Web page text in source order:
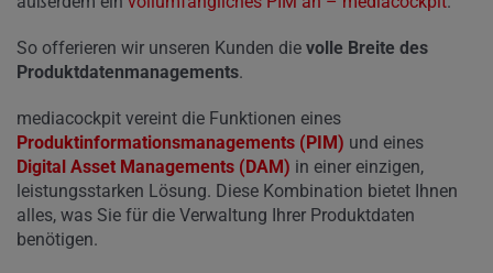
So offerieren wir unseren Kunden die volle Breite des
Produktdatenmanagements.
mediacockpit vereint die Funktionen eines
Produktinformationsmanagements (PIM) und eines
Digital Asset Managements (DAM) in einer einzigen,
leistungsstarken Lösung. Diese Kombination bietet Ihnen
alles, was Sie für die Verwaltung Ihrer Produktdaten
benötigen.